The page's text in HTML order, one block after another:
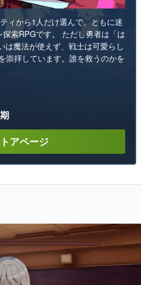
ィから1人だけ選んで、ともに迷
索RPGです。 ただし勇者は「は
は魔法が使えず、戦士は可愛らし
崇拝しています。誰を救うのかを
アページ